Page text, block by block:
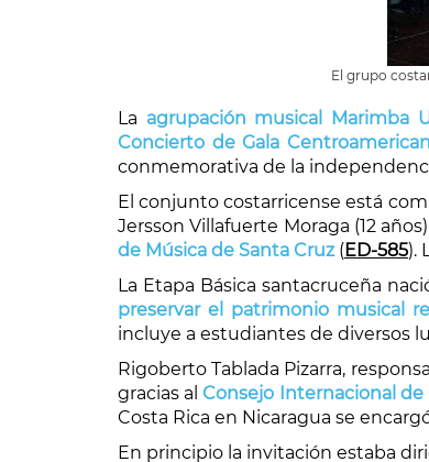
El grupo
La agrupación musical Marimba
Concierto de Gala
conmemorativa de la
El conjunto costarricense está
Jersson Villafuerte Moraga (12
de Música de Santa Cruz(ED-585).
La Etapa Básica santacruceña
preservar el patrimonio musical
incluye a estudiantes de diversos
Rigoberto Tablada Pizarra,
gracias alConsejo Internacional de
Costa Rica en Nicaragua se
En principio la invitación estaba